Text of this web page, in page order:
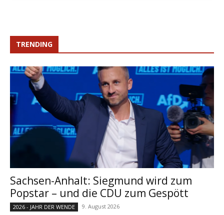
TRENDING
Sachsen-Anhalt: Siegmund wird zum
Popstar – und die CDU zum Gespött
2026 - JAHR DER WENDE 9. August 2026